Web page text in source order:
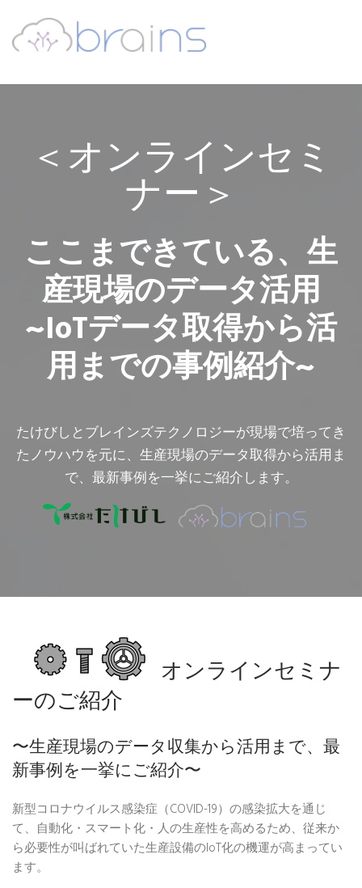
＜オンラインセミ
ナー＞
ここまできている、生
産現場のデータ活用
~IoTデータ取得から活
用までの事例紹介~
たけびしとブレインズテクノロジーが現場で培ってき
たノウハウを元に、生産現場のデータ取得から活用ま
で、最新事例を一挙にご紹介します。
オンラインセミナ
ーのご紹介
〜生産現場のデータ収集から活用まで、最
新事例を一挙にご紹介〜
新型コロナウイルス感染症（COVID-19）の感染拡大を通じ
て、自動化・スマート化・人の生産性を高めるため、従来か
ら必要性が叫ばれていた生産設備のIoT化の機運が高まってい
ます。